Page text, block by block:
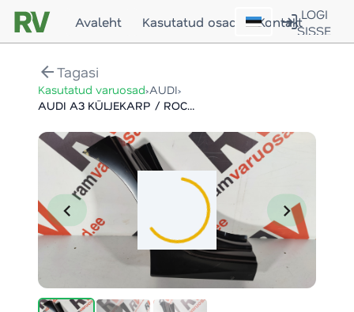
Avaleht Kasutatud osad KontaktLOGI
SISSE
arrow_backTagasi
Kasutatud varuosad›AUDI›
AUDI A3 KÜLJEKARP / ROCKER
chevron_left chevron_right